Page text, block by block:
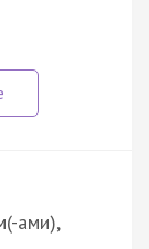
ами),